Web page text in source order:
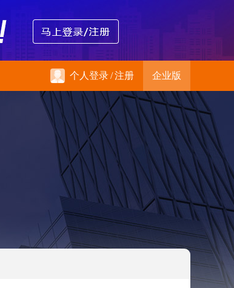
个人登录/注册 企业版